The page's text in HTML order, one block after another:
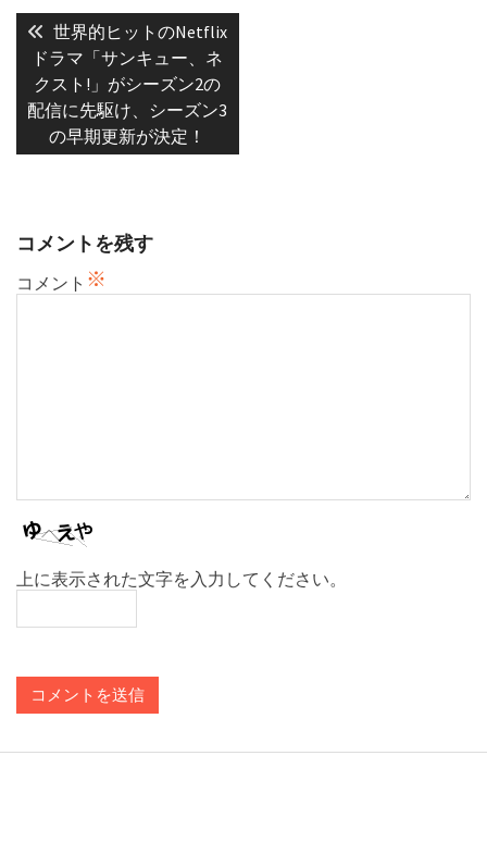
稿
ビ
ゲ
Previous
post:
世界的ヒットのNetflix
ドラマ「サンキュー、ネ
クスト!」がシーズン2の
配信に先駆け、シーズン3
の早期更新が決定！
コメントを残す
コメント ※
上に表示された文字を入力してください。